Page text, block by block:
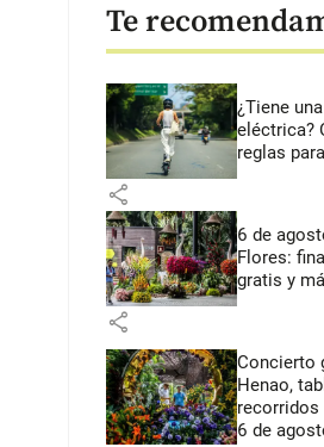
Te
¿Tiene
eléctrica?
reglas
share
6 de
Flores:
gratis y
share
Concierto
Henao,
recorridos
6 de